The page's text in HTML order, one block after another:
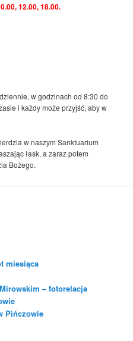
12.00, 18.00.
w godzinach od 8:30 do
i każdy może przyjść, aby w
w naszym Sanktuarium
łask, a zaraz potem
Bożego.
miesiąca
– fotorelacja
Pińczowie